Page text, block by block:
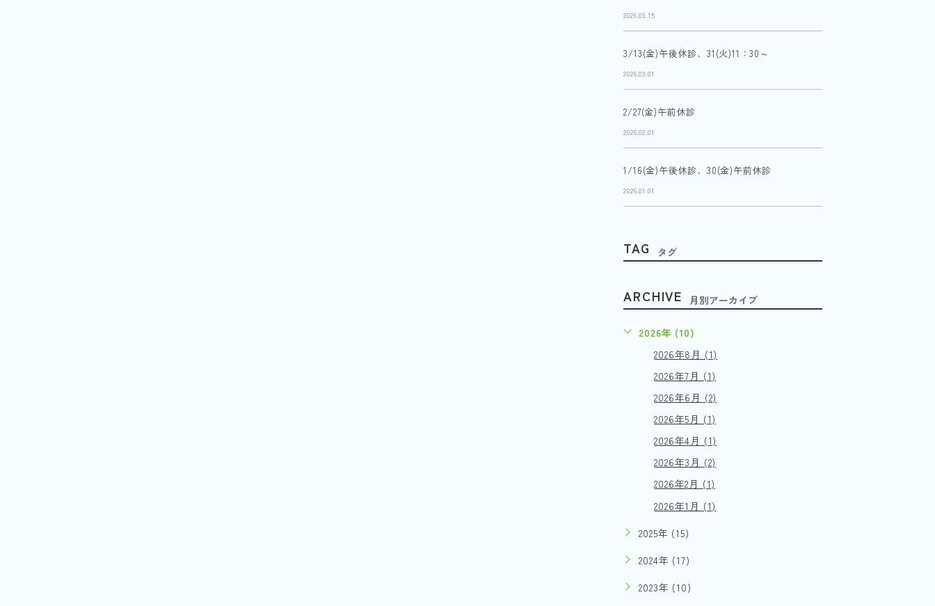
2026.03.15
3/13(金)午後休診、31(火)11：30～
2026.03.01
2/27(金)午前休診
2026.02.01
1/16(金)午後休診、30(金)午前休診
2026.01.01
TAG タグ
ARCHIVE 月別アーカイブ
2026年 (10)
2026年8月 (1)
2026年7月 (1)
2026年6月 (2)
2026年5月 (1)
2026年4月 (1)
2026年3月 (2)
2026年2月 (1)
2026年1月 (1)
2025年 (15)
2024年 (17)
2023年 (10)